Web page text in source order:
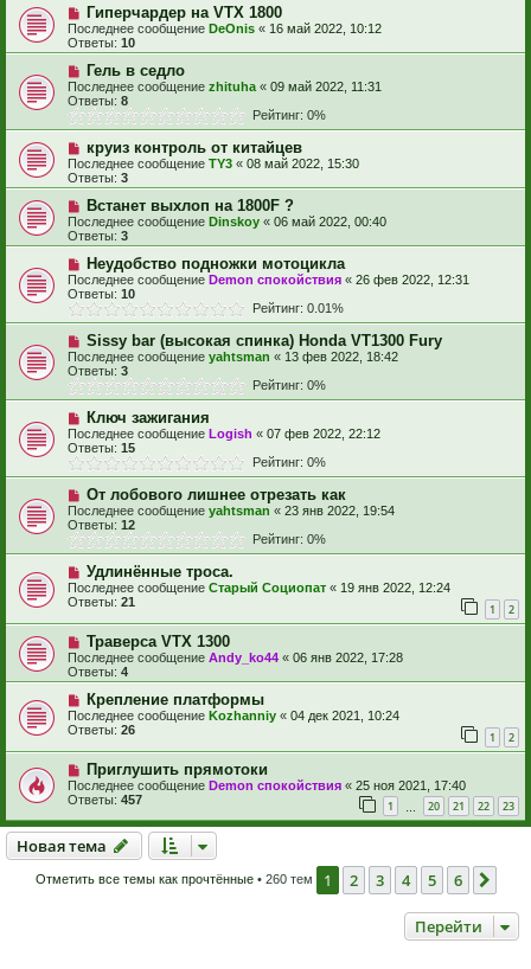
Гиперчардер на VTX 1800
Последнее сообщение DeOnis « 16 май 2022, 10:12
Ответы: 10
Гель в седло
Последнее сообщение zhituha « 09 май 2022, 11:31
Ответы: 8
Рейтинг: 0%
круиз контроль от китайцев
Последнее сообщение TY3 « 08 май 2022, 15:30
Ответы: 3
Встанет выхлоп на 1800F ?
Последнее сообщение Dinskoy « 06 май 2022, 00:40
Ответы: 3
Неудобство подножки мотоцикла
Последнее сообщение Demon спокойствия « 26 фев 2022, 12:31
Ответы: 10
Рейтинг: 0.01%
Sissy bar (высокая спинка) Honda VT1300 Fury
Последнее сообщение yahtsman « 13 фев 2022, 18:42
Ответы: 3
Рейтинг: 0%
Ключ зажигания
Последнее сообщение Logish « 07 фев 2022, 22:12
Ответы: 15
Рейтинг: 0%
От лобового лишнее отрезать как
Последнее сообщение yahtsman « 23 янв 2022, 19:54
Ответы: 12
Рейтинг: 0%
Удлинённые троса.
Последнее сообщение Старый Социопат « 19 янв 2022, 12:24
Ответы: 21 1 2
Траверса VTX 1300
Последнее сообщение Andy_ko44 « 06 янв 2022, 17:28
Ответы: 4
Крепление платформы
Последнее сообщение Kozhanniy « 04 дек 2021, 10:24
Ответы: 26 1 2
Приглушить прямотоки
Последнее сообщение Demon спокойствия « 25 ноя 2021, 17:40
Ответы: 457 1 20 21 22 23
Новая тема
Новаятема
Отметить все темы как прочтённые• 260 тем 1 2 3 4 5 6
Перейти